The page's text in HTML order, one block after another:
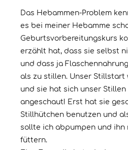
Das Hebammen-Problem
es bei meiner Hebamme
Geburtsvorbereitungskurs
erzählt hat, dass sie selbst
und dass ja
als zu stillen. Unser Stillstart
und sie hat sich unser Stillen
angeschaut! Erst hat sie
Stillhütchen benutzen und
sollte ich abpumpen und ihn
füttern.